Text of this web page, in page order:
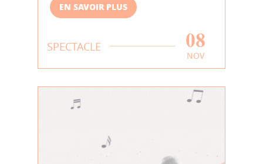
EN SAVOIR PLUS
SPECTACLE 08
NOV